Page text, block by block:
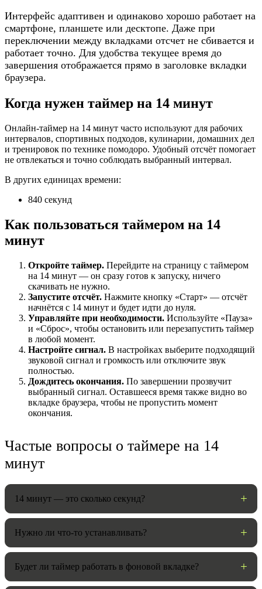
НАСТРОЙКИ
Звуки:
Громкость:
Интерфейс адаптивен и одинаково хорошо работает на
смартфоне, планшете или десктопе. Даже при
переключении между вкладками отсчет не сбивается и
работает точно. Для удобства текущее время до
завершения отображается прямо в заголовке вкладки
браузера.
Когда нужен таймер на 14 минут
Онлайн-таймер на 14 минут часто используют для рабочих
интервалов, спортивных подходов, кулинарии, домашних дел
и тренировок по технике помодоро. Удобный отсчёт помогает
не отвлекаться и точно соблюдать выбранный интервал.
В других единицах времени:
840 секунд
Как пользоваться таймером на 14
минут
Откройте таймер. Перейдите на страницу с таймером
на 14 минут — он сразу готов к запуску, ничего
скачивать не нужно.
Запустите отсчёт. Нажмите кнопку «Старт» — отсчёт
начнётся с 14 минут и будет идти до нуля.
Управляйте при необходимости. Используйте «Пауза»
и «Сброс», чтобы остановить или перезапустить таймер
в любой момент.
Настройте сигнал. В настройках выберите подходящий
звуковой сигнал и громкость или отключите звук
полностью.
Дождитесь окончания. По завершении прозвучит
выбранный сигнал. Оставшееся время также видно во
вкладке браузера, чтобы не пропустить момент
окончания.
Частые вопросы о таймере на 14
минут
14 минут — это сколько секунд?
Нужно ли что-то устанавливать?
Будет ли таймер работать в фоновой вкладке?